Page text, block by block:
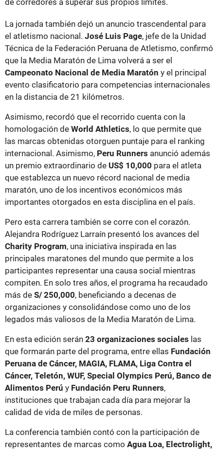
de corredores a superar sus propios límites.
La jornada también dejó un anuncio trascendental para
el atletismo nacional. José Luis Page, jefe de la Unidad
Técnica de la Federación Peruana de Atletismo, confirmó
que la Media Maratón de Lima volverá a ser el
Campeonato Nacional de Media Maratón y el principal
evento clasificatorio para competencias internacionales
en la distancia de 21 kilómetros.
Asimismo, recordó que el recorrido cuenta con la
homologación de World Athletics, lo que permite que
las marcas obtenidas otorguen puntaje para el ranking
internacional. Asimismo, Peru Runners anunció además
un premio extraordinario de US$ 10,000 para el atleta
que establezca un nuevo récord nacional de media
maratón, uno de los incentivos económicos más
importantes otorgados en esta disciplina en el país.
Pero esta carrera también se corre con el corazón.
Alejandra Rodríguez Larraín presentó los avances del
Charity Program, una iniciativa inspirada en las
principales maratones del mundo que permite a los
participantes representar una causa social mientras
compiten. En solo tres años, el programa ha recaudado
más de S/ 250,000, beneficiando a decenas de
organizaciones y consolidándose como uno de los
legados más valiosos de la Media Maratón de Lima.
En esta edición serán 23 organizaciones sociales las
que formarán parte del programa, entre ellas Fundación
Peruana de Cáncer, MAGIA, FLAMA, Liga Contra el
Cáncer, Teletón, WUF, Special Olympics Perú, Banco de
Alimentos Perú y Fundación Peru Runners,
instituciones que trabajan cada día para mejorar la
calidad de vida de miles de personas.
La conferencia también contó con la participación de
representantes de marcas como Agua Loa, Electrolight,